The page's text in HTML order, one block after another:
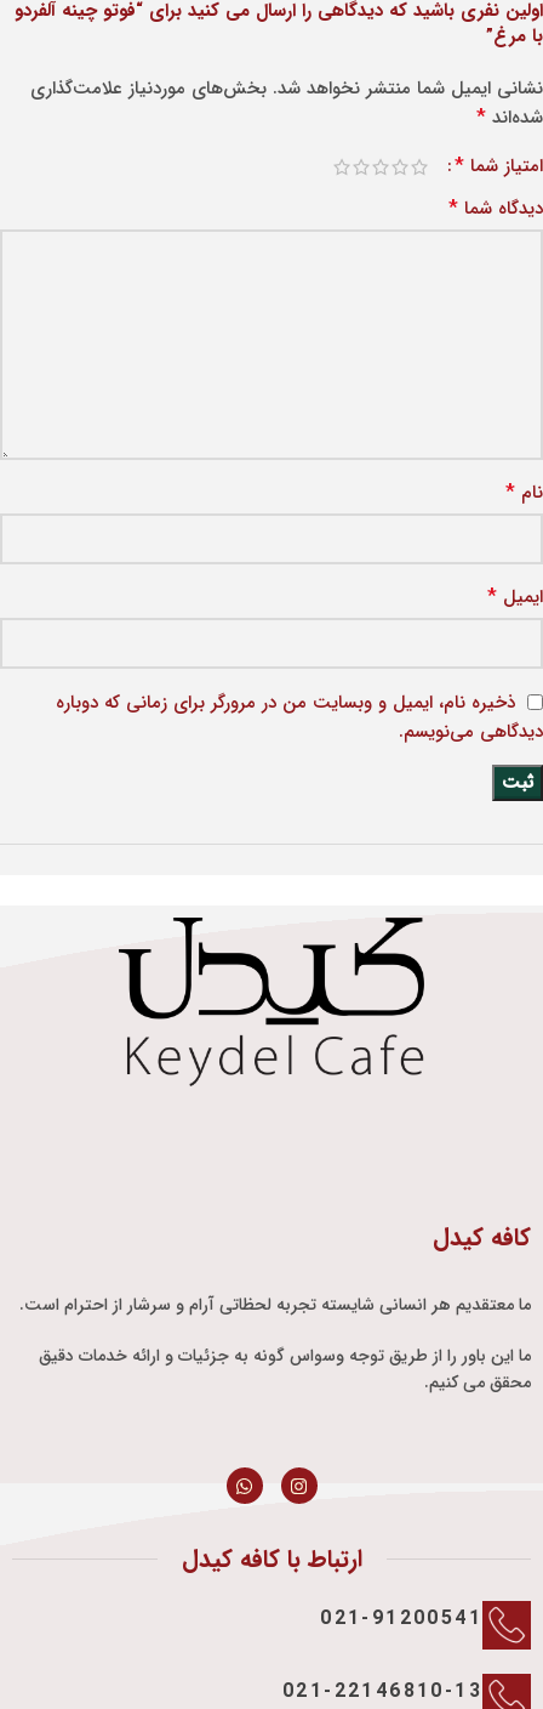
اولین نفری باشید که دیدگاهی را ارسال می کنید برای “فوتو چینه آلفردو
با مرغ”
نشانی ایمیل شما منتشر نخواهد شد. بخش‌های موردنیاز علامت‌گذاری
شده‌اند *
امتیاز شما *
دیدگاه شما *
نام *
ایمیل *
ذخیره نام، ایمیل و وبسایت من در مرورگر برای زمانی که دوباره
دیدگاهی می‌نویسم.
کافه کیدل
ما معتقدیم هر انسانی شایسته تجربه لحظاتی آرام و سرشار از احترام است.
ما این باور را از طریق توجه وسواس گونه به جزئیات و ارائه خدمات دقیق
محقق می کنیم.
ارتباط با کافه کیدل
021-91200541
021-22146810-13